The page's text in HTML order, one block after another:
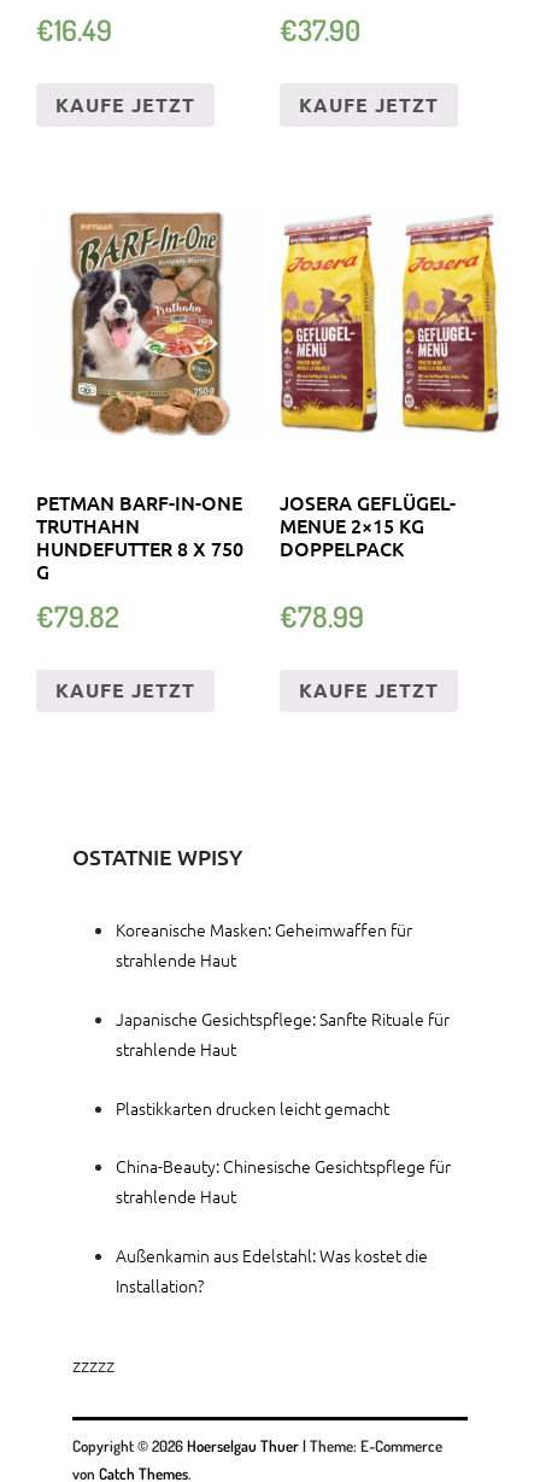
€16.49
KAUFE JETZT
€37.90
KAUFE JETZT
PETMAN BARF-IN-ONE
TRUTHAHN
HUNDEFUTTER 8 X 750
G
€79.82
KAUFE JETZT
JOSERA GEFLÜGEL-
MENUE 2×15 KG
DOPPELPACK
€78.99
KAUFE JETZT
OSTATNIE WPISY
Koreanische Masken: Geheimwaffen für
strahlende Haut
Japanische Gesichtspflege: Sanfte Rituale für
strahlende Haut
Plastikkarten drucken leicht gemacht
China-Beauty: Chinesische Gesichtspflege für
strahlende Haut
Außenkamin aus Edelstahl: Was kostet die
Installation?
zzzzz
Copyright © 2026Hoerselgau Thuer|Theme: E-Commerce
von Catch Themes.